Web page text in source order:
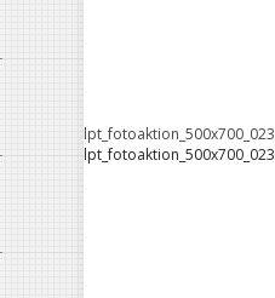
lpt_fotoaktion_500x700_023
lpt_fotoaktion_500x700_023